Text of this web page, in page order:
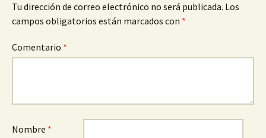
Tu dirección de correo electrónico no será publicada. Los
campos obligatorios están marcados con *
Comentario *
Nombre *